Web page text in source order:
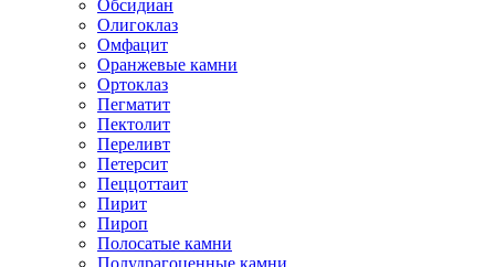
Обсидиан
Олигоклаз
Омфацит
Оранжевые камни
Ортоклаз
Пегматит
Пектолит
Переливт
Петерсит
Пеццоттаит
Пирит
Пироп
Полосатые камни
Полудрагоценные камни